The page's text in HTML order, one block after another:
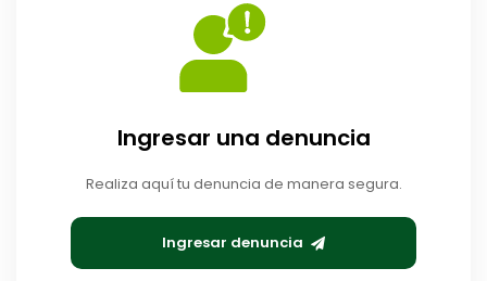
Ingresar una denuncia
Realiza aquí tu denuncia de manera segura.
Ingresar denuncia